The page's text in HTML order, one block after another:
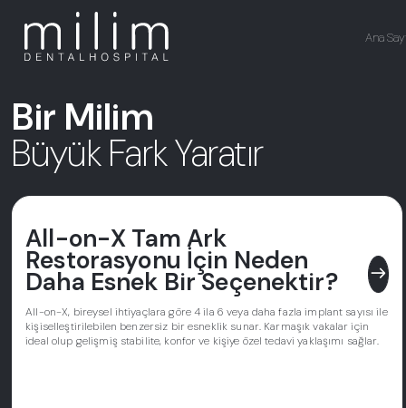
Ana
Bir Milim
Büyük Fark Yaratır
All-on-X Tam Ark
Restorasyonu İçin Neden
Daha Esnek Bir Seçenektir? east
All-on-X, bireysel ihtiyaçlara göre 4 ila 6 veya daha fazla implant sayısı ile
kişiselleştirilebilen benzersiz bir esneklik sunar. Karmaşık vakalar için
ideal olup gelişmiş stabilite, konfor ve kişiye özel tedavi yaklaşımı sağlar.